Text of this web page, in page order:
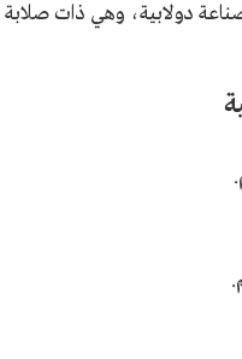
دولابية، وهي ذات صلابة